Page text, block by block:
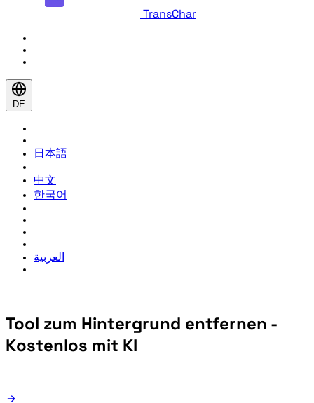
TransChar
DE
日本語
中文
한국어
العربية
Tool zum Hintergrund entfernen -
Kostenlos mit KI